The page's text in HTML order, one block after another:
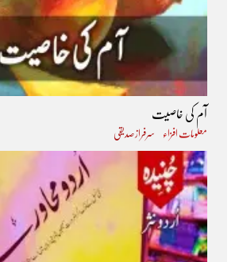
آم کی خاصیت
معلومات افزاء سرفراز صدیقی